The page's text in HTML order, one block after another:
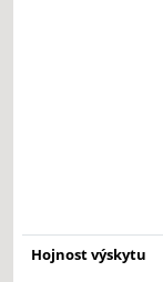
Hojnost výskytu